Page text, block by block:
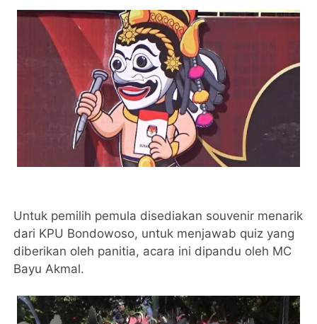
Untuk pemilih pemula disediakan souvenir menarik
dari KPU Bondowoso, untuk menjawab quiz yang
diberikan oleh panitia, acara ini dipandu oleh MC
Bayu Akmal.